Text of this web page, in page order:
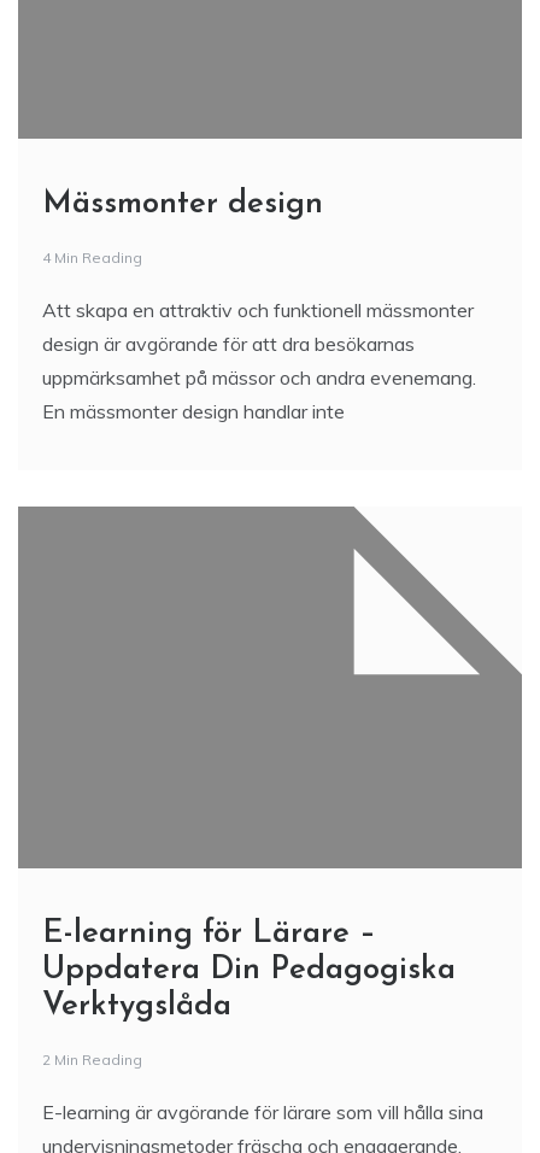
Mässmonter design
4 Min Reading
Att skapa en attraktiv och funktionell mässmonter
design är avgörande för att dra besökarnas
uppmärksamhet på mässor och andra evenemang.
En mässmonter design handlar inte
E-learning för Lärare –
Uppdatera Din Pedagogiska
Verktygslåda
2 Min Reading
E-learning är avgörande för lärare som vill hålla sina
undervisningsmetoder fräscha och engagerande.